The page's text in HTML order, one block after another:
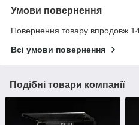
Умови повернення
Повернення товару впродовж
Всі умови повернення
Подібні товари компанії